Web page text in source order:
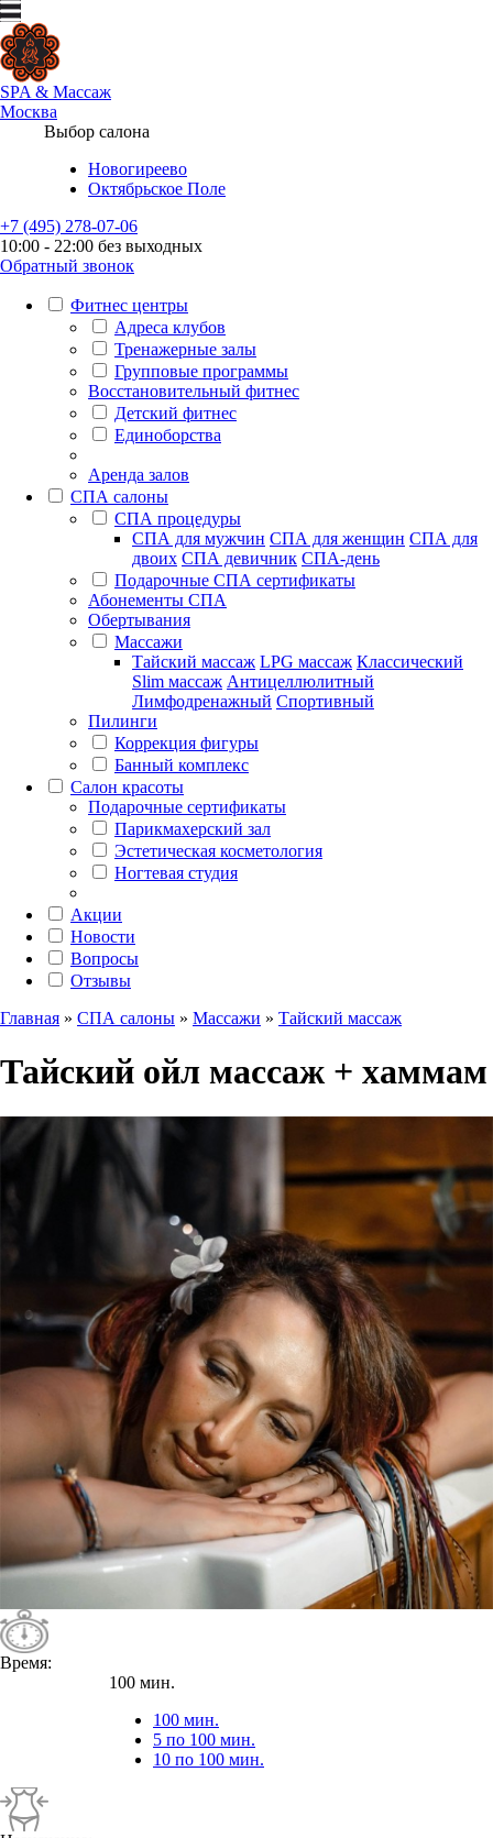
SPA & Массаж
Москва
Выбор салона
Новогиреево
Октябрьское Поле
+7 (495) 278-07-06
10:00 - 22:00 без выходных
Обратный звонок
Фитнес центры
Адреса клубов
Тренажерные залы
Групповые программы
Восстановительный фитнес
Детский фитнес
Единоборства
Аренда залов
СПА салоны
СПА процедуры
СПА для мужчин СПА для женщин СПА для
двоих СПА девичник СПА-день
Подарочные СПА сертификаты
Абонементы СПА
Обертывания
Массажи
Тайский массаж LPG массаж Классический
Slim массаж Антицеллюлитный
Лимфодренажный Спортивный
Пилинги
Коррекция фигуры
Банный комплекс
Салон красоты
Подарочные сертификаты
Парикмахерский зал
Эстетическая косметология
Ногтевая студия
Акции
Новости
Вопросы
Отзывы
Главная » СПА салоны » Массажи » Тайский массаж
Тайский ойл массаж + хаммам
Время:
100 мин.
100 мин.
5 по 100 мин.
10 по 100 мин.